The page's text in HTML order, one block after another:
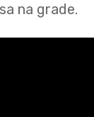
na grade.